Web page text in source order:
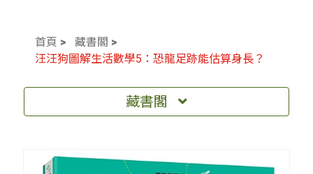
首頁
藏書閣
汪汪狗圖解生活數學5：恐龍足跡能估算身長？
藏書閣